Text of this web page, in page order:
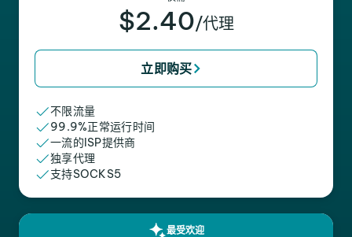
$2.40/代理
立即购买
不限流量
99.9%正常运行时间
一流的ISP提供商
独享代理
支持SOCKS5
最受欢迎